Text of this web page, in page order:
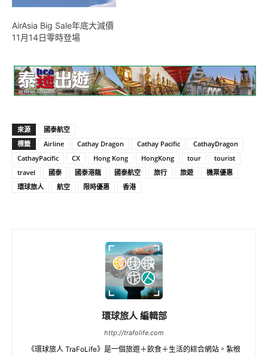
AirAsia Big Sale年底大減價
11月14日零時登場
來源
國泰航空
標籤
Airline Cathay Dragon Cathay Pacific
CathayDragon
CathayPacific
CX Hong Kong HongKong tour
tourist
travel
國泰 國泰港龍 國泰航空 旅行 旅遊
機票優惠
環球旅人
航空 限時優惠 香港
環球旅人 編輯部
http://trafolife.com
《環球旅人 TraFoLife》是一個旅遊＋飲食＋生活的綜合網站。紮根